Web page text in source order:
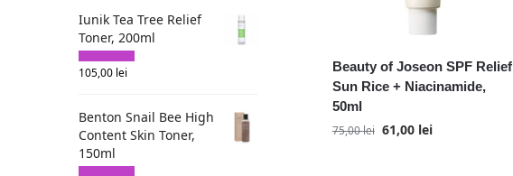
Beauty of Joseon SPF Relief
Sun Rice + Niacinamide,
50ml
75,00lei 61,00 lei
Iunik Tea Tree Relief
Toner, 200ml
105,00 lei
Benton Snail Bee High
Content Skin Toner,
150ml